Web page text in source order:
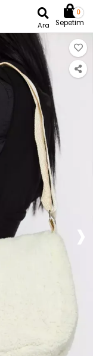
Ara
0
Sepetim